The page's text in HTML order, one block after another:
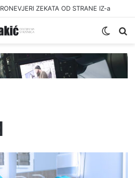
ZEKATA OD STRANE IZ-a
Switch